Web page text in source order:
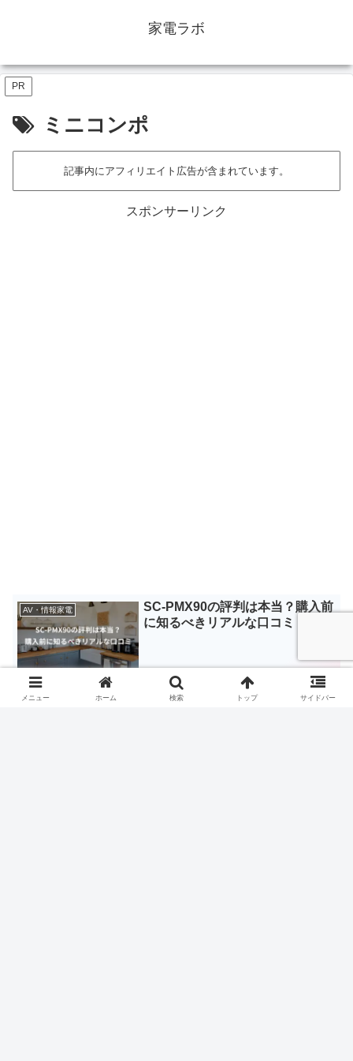
家電ラボ
PR
ミニコンポ
記事内にアフィリエイト広告が含まれています。
スポンサーリンク
AV・情報家電
SC-PMX90の評判は本当？購入前
に知るべきリアルな口コミ
メニュー ホーム 検索 トップ サイドバー